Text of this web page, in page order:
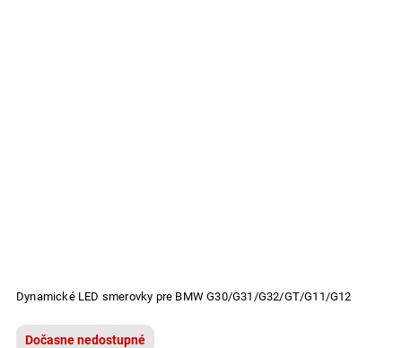
Dynamické LED smerovky pre BMW G30/G31/G32/GT/G11/G12
Dočasne nedostupné